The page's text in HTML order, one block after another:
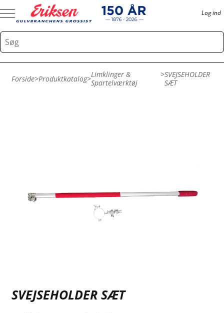
Log ind
Forside>Produktkatalog>Limklinger &
Spartelværktøj
>SVEJSEHOLDER
SÆT
SVEJSEHOLDER SÆT